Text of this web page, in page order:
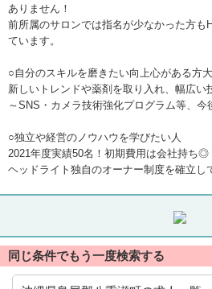
ありません！
前所属のサロンでは指名が少なかった方も
ています。
○自分のスキルを磨きたい向上心がある方
新しいトレンドや薬剤を取り入れ、幅広い
～SNS・カメラ技術強化プログラム等、今
○独立や経営のノウハウを学びたい人
2021年度実績50名！初期費用は会社持ち◎
ヘッドライト独自のオーナー制度を確立し
同じ条件でもう一度検索する